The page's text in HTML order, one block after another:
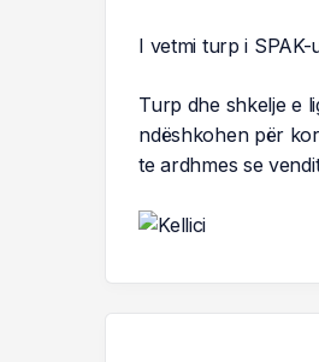
I vetmi turp i
Turp dhe shkelje e
ndëshkohen për
te ardhmes se